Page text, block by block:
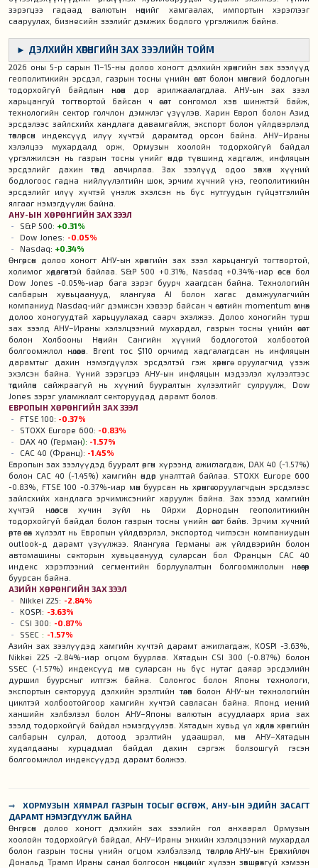
зэрэгцээ гадаад валютын нөөцийг хамгаалах, импортын хэрэглээг
сааруулах, бизнесийн зээлийг дэмжих бодлого үргэлжилж байна.
► ДЭЛХИЙН ХӨРӨНГИЙН ЗАХ ЗЭЭЛИЙН ТОЙМ
2026 оны 5-р сарын 11–15-ны долоо хоногт дэлхийн хөрөнгийн зах зээлүүд
геополитикийн эрсдэл, газрын тосны үнийн өсөлт болон мөнгөний бодлогын
тодорхойгүй байдлын нөлөөн дор арилжаалагдлаа. АНУ-ын зах зээл
харьцангуй тогтвортой байсан ч өсөлт сонгомол хэв шинжтэй байж,
технологийн сектор голчлон дэмжлэг үзүүлэв. Харин Европ болон Азид
эрсдэлээс зайлсхийх хандлага давамгайлж, экспорт болон үйлдвэрлэлд
төвлөрсөн индексүүд илүү хүчтэй дарамтад орсон байна. АНУ–Ираны
хэлэлцээ мухардалд орж, Ормузын хоолойн тодорхойгүй байдал
үргэлжилсэн нь газрын тосны үнийг өндөр түвшинд хадгалж, инфляцын
эрсдэлийг дахин төвд авчирлаа. Зах зээлүүд одоо зөвхөн хүүний
бодлогоос гадна нийлүүлэлтийн шок, эрчим хүчний үнэ, геополитикийн
эрсдэлийг илүү хүчтэй үнэлж эхэлсэн нь бүс нутгуудын гүйцэтгэлийн
ялгааг нэмэгдүүлж байна.
АНУ-ЫН ХӨРӨНГИЙН ЗАХ ЗЭЭЛ
S&P 500: +0.31%
Dow Jones: -0.05%
Nasdaq: +0.34%
Өнгөрсөн долоо хоногт АНУ-ын хөрөнгийн зах зээл харьцангуй тогтвортой,
холимог хөдөлгөөнтэй байлаа. S&P 500 +0.31%, Nasdaq +0.34%-иар өссөн бол
Dow Jones -0.05%-иар бага зэрэг буурч хаагдсан байна. Технологийн
салбарын хувьцаанууд, ялангуяа AI болон хагас дамжуулагчийн
компаниуд Nasdaq-ийг дэмжсэн хэвээр байсан ч өсөлтийн momentum өмнөх
долоо хоногуудтай харьцуулахад саарч эхэлжээ. Долоо хоногийн турш
зах зээлд АНУ–Ираны хэлэлцээний мухардал, газрын тосны үнийн өсөлт
болон Холбооны Нөөцийн Сангийн хүүний бодлоготой холбоотой
болгоомжлол нөлөөлөв. Brent тос $110 орчимд хадгалагдсан нь инфляцын
дарамтыг дахин нэмэгдүүлэх эрсдэлтэй гэж хөрөнгө оруулагчид үзэж
эхэлсэн байна. Үүний зэрэгцээ АНУ-ын инфляцын мэдээлэл хүлээлтээс
төдийлөн сайжраагүй нь хүүний бууралтын хүлээлтийг сулруулж, Dow
Jones зэрэг уламжлалт секторуудад дарамт болов.
ЕВРОПЫН ХӨРӨНГИЙН ЗАХ ЗЭЭЛ
FTSE 100: -0.37%
STOXX Europe 600: -0.83%
DAX 40 (Герман): -1.57%
CAC 40 (Франц): -1.45%
Европын зах зээлүүдэд бууралт өргөн хүрээнд ажиглагдаж, DAX 40 (-1.57%)
болон CAC 40 (-1.45%) хамгийн өндөр уналттай байлаа. STOXX Europe 600
-0.83%, FTSE 100 -0.37%-иар мөн буурсан нь хөрөнгө оруулагчдын эрсдэлээс
зайлсхийх хандлага эрчимжсэнийг харуулж байна. Зах зээлд хамгийн
хүчтэй нөлөөлсөн хүчин зүйл нь Ойрхи Дорнодын геополитикийн
тодорхойгүй байдал болон газрын тосны үнийн өсөлт байв. Эрчим хүчний
өртөг өсөх хүлээлт нь Европын үйлдвэрлэл, экспортод чиглэсэн компаниудын
outlook-д дарамт үзүүлжээ. Ялангуяа Германы аж үйлдвэрийн болон
автомашины секторын хувьцаанууд суларсан бол Францын CAC 40
индекс хэрэглээний сегментийн борлуулалтын болгоомжлолын нөлөөгөөр
буурсан байна.
АЗИЙН ХӨРӨНГИЙН ЗАХ ЗЭЭЛ
Nikkei 225: -2.84%
KOSPI: -3.63%
CSI 300: -0.87%
SSEC : -1.57%
Азийн зах зээлүүдэд хамгийн хүчтэй дарамт ажиглагдаж, KOSPI -3.63%,
Nikkei 225 -2.84%-иар огцом буурлаа. Хятадын CSI 300 (-0.87%) болон
SSEC (-1.57%) индексүүд мөн суларсан нь бүс нутаг даяар эрсдэлийн
дуршил буурсныг илтгэж байна. Солонгос болон Японы технологи,
экспортын секторууд дэлхийн эрэлтийн төлөв болон АНУ-ын технологийн
циклтэй холбоотойгоор хамгийн хүчтэй савласан байна. Японд иений
ханшийн хэлбэлзэл болон АНУ–Японы валютын асуудлаарх яриа зах
зээлд тодорхойгүй байдал нэмэгдүүлэв. Хятадын хувьд үл хөдлөх хөрөнгийн
салбарын сулрал, дотоод эрэлтийн удаашрал, мөн АНУ–Хятадын
худалдааны хурцадмал байдал дахин сэргэж болзошгүй гэсэн
болгоомжлол индексүүдэд дарамт болжээ.
⇒
ХОРМУЗЫН ХЯМРАЛ ГАЗРЫН ТОСЫГ ӨСГӨЖ, АНУ-ЫН ЭДИЙН ЗАСАГТ
ДАРАМТ НЭМЭГДҮҮЛЖ БАЙНА
Өнгөрсөн долоо хоногт дэлхийн зах зээлийн гол анхаарал Ормузын
хоолойн тодорхойгүй байдал, АНУ–Ираны энхийн хэлэлцээний мухардал
болон газрын тосны үнийн огцом хэлбэлзэлд төвлөрлөө. АНУ-ын Ерөнхийлөгч
Дональд Трамп Ираны санал болгосон нөхцөлийг хүлээн зөвшөөрөхгүй хэмээн